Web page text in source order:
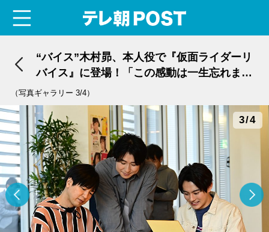
“バイス”木村昴、本人役で『仮面ライダーリ
バイス』に登場！「この感動は一生忘れませ
ん」
（写真ギャラリー 3/4）
3/4